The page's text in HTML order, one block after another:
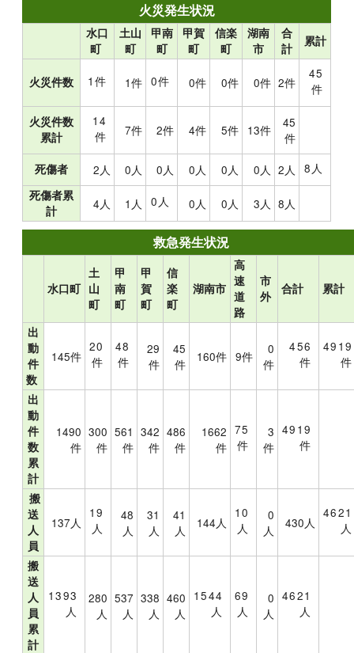
火災発生状況
水口
町
土山
町
甲南
町
甲賀
町
信楽
町
湖南
市
合
計
累計
火災件数 1件 1件 0件 0件 0件 0件 2件
45
件
火災件数
累計
14
件
7件 2件 4件 5件 13件
45
件
死傷者 2人 0人 0人 0人 0人 0人 2人 8人
死傷者累
計
4人 1人 0人 0人 0人 3人 8人
救急発生状況
水口町
土
山
町
甲
南
町
甲
賀
町
信
楽
町
湖南市
高
速
道
路
市
外
合計 累計
出
動
件
数
145件
20
件
48
件
29
件
45
件
160件 9件
0
件
456
件
4919
件
出
動
件
数
累
計
1490
件
300
件
561
件
342
件
486
件
1662
件
75
件
3
件
4919
件
搬
送
人
員
137人
19
人
48
人
31
人
41
人
144人
10
人
0
人
430人
4621
人
搬
送
人
員
累
計
1393
人
280
人
537
人
338
人
460
人
1544
人
69
人
0
人
4621
人